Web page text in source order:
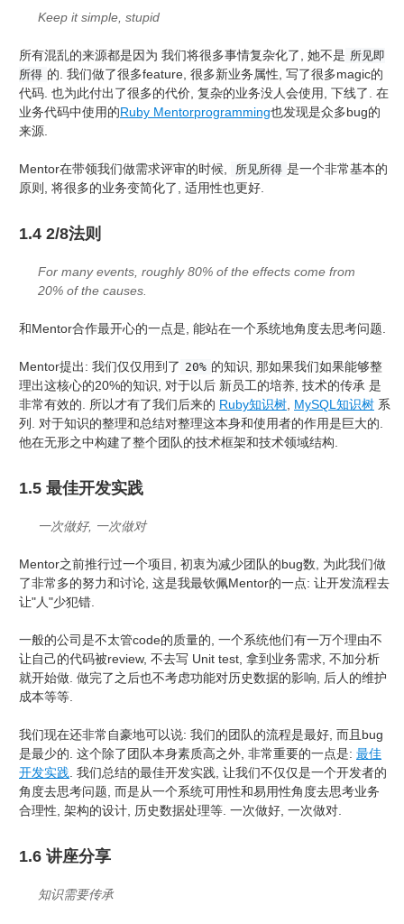
Keep it simple, stupid
所有混乱的来源都是因为 我们将很多事情复杂化了, 她不是 所见即
所得 的. 我们做了很多feature, 很多新业务属性, 写了很多magic的
代码. 也为此付出了很多的代价, 复杂的业务没人会使用, 下线了. 在
业务代码中使用的Ruby Mentorprogramming也发现是众多bug的
来源.
Mentor在带领我们做需求评审的时候, 所见所得 是一个非常基本的
原则, 将很多的业务变简化了, 适用性也更好.
1.4 2/8法则
For many events, roughly 80% of the effects come from
20% of the causes.
和Mentor合作最开心的一点是, 能站在一个系统地角度去思考问题.
Mentor提出: 我们仅仅用到了 20% 的知识, 那如果我们如果能够整
理出这核心的20%的知识, 对于以后 新员工的培养, 技术的传承 是
非常有效的. 所以才有了我们后来的 Ruby知识树, MySQL知识树 系
列. 对于知识的整理和总结对整理这本身和使用者的作用是巨大的.
他在无形之中构建了整个团队的技术框架和技术领域结构.
1.5 最佳开发实践
一次做好, 一次做对
Mentor之前推行过一个项目, 初衷为减少团队的bug数, 为此我们做
了非常多的努力和讨论, 这是我最钦佩Mentor的一点: 让开发流程去
让"人"少犯错.
一般的公司是不太管code的质量的, 一个系统他们有一万个理由不
让自己的代码被review, 不去写 Unit test, 拿到业务需求, 不加分析
就开始做. 做完了之后也不考虑功能对历史数据的影响, 后人的维护
成本等等.
我们现在还非常自豪地可以说: 我们的团队的流程是最好, 而且bug
是最少的. 这个除了团队本身素质高之外, 非常重要的一点是: 最佳
开发实践. 我们总结的最佳开发实践, 让我们不仅仅是一个开发者的
角度去思考问题, 而是从一个系统可用性和易用性角度去思考业务
合理性, 架构的设计, 历史数据处理等. 一次做好, 一次做对.
1.6 讲座分享
知识需要传承